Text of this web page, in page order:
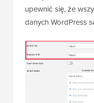
upewnić się, że
danych WordPress